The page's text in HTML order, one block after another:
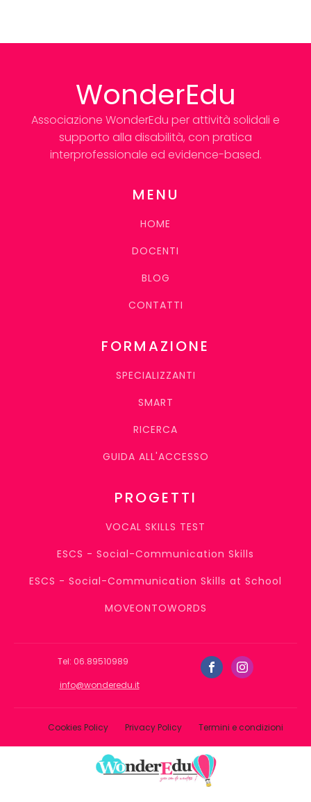
WonderEdu
Associazione WonderEdu per attività solidali e
supporto alla disabilità, con pratica
interprofessionale ed evidence-based.
MENU
HOME
DOCENTI
BLOG
CONTATTI
FORMAZIONE
SPECIALIZZANTI
SMART
RICERCA
GUIDA ALL'ACCESSO
PROGETTI
VOCAL SKILLS TEST
ESCS - Social-Communication Skills
ESCS - Social-Communication Skills at School
MOVEONTOWORDS
Tel: 06.89510989
info@wonderedu.it
Cookies Policy Privacy Policy Termini e condizioni